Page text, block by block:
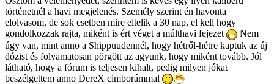
történetnél a havi megjelenés. Személy szerint én havonta
elolvasom, de sok esetben mire eltelik a 30 nap, el kell hogy
gondolkozzak rajta, miként is ért véget a múlthavi fejezet
Nem
úgy van, mint anno a Shippuudennél, hogy hétről-hétre kaptuk az új
dózist és folyamatosan pörgött az agyunk, hogy miként tovább. Jól
látható, hogy a fórum is teljesen kihalt, pedig milyen jókat
beszélgettem anno DereX cimborámmal